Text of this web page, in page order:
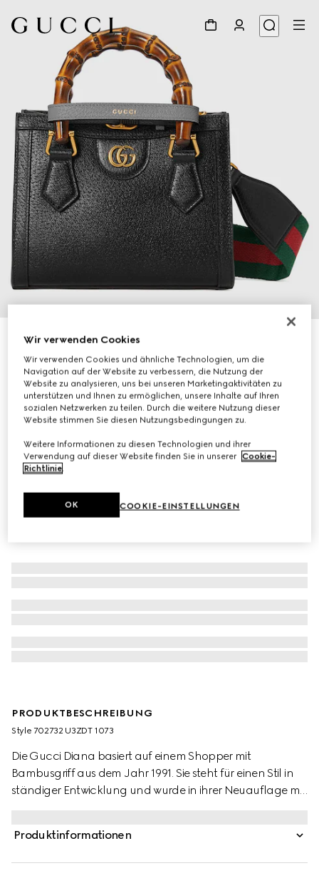
Mit Initialen personalisieren
Kleiner Gucci Diana Shopper
€ 3.000
Varianten schwarzes Leder
PRODUKTBESCHREIBUNG
Style ‎702732 U3ZDT 1073
Die Gucci Diana basiert auf einem Shopper mit
Bambusgriff aus dem Jahr 1991. Sie steht für einen Stil in
ständiger Entwicklung und wurde in ihrer Neuauflage mit
Originaltasche einst dazu dienten, die Form zu erhalten.
Produktinformationen
Wir verwenden Cookies
Wir verwenden Cookies und ähnliche Technologien, um die
Navigation auf der Website zu verbessern, die Nutzung der
Website zu analysieren, uns bei unseren Marketingaktivitäten zu
unterstützen und Ihnen zu ermöglichen, unsere Inhalte auf Ihren
sozialen Netzwerken zu teilen. Durch die weitere Nutzung dieser
Website stimmen Sie diesen Nutzungsbedingungen zu.
Weitere Informationen zu diesen Technologien und ihrer
Verwendung auf dieser Website finden Sie in unserer Cookie-
Richtlinie.
COOKIE-EINSTELLUNGEN
OK